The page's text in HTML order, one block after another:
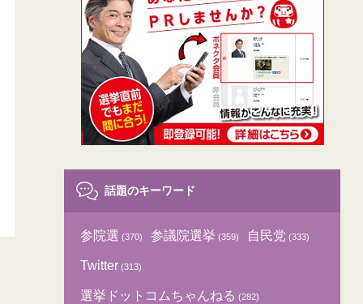
話題のキーワード
参院選 (370) 参議院選挙 (359) 自民党 (333)
Twitter (313)
選挙ドットコムちゃんねる (282)